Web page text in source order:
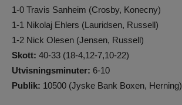
1-0 Travis Sanheim (Crosby, Konecny)
1-1 Nikolaj Ehlers (Lauridsen, Russell)
1-2 Nick Olesen (Jensen, Russell)
Skott: 40-33 (18-4,12-7,10-22)
Utvisningsminuter: 6-10
Publik: 10500 (Jyske Bank Boxen, Herning)